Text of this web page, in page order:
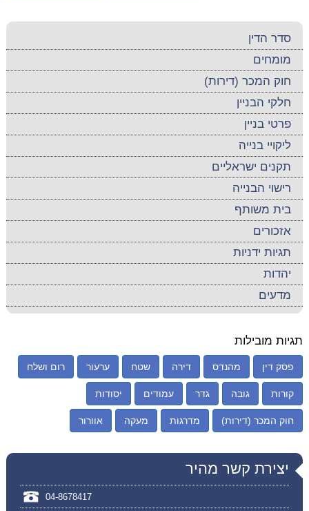
סדר הדין
מומחים
חוק המכר (דירות)
חלקי הבניין
פרטי בניין
ליקויי בנייה
תקנים ישראליים
רישוי הבנייה
בית משותף
אזכורים
תגיות ידניות
יהדות
מדעים
תגיות מובילות
פסק דין מהנדס דירה שטח ערעור רום ושלח
קורות גובה גדר עמודים יסודות
חוק המכר (דירות) מדרגות מעקה אוורור
יצירת קשר מהיר
04-8678417